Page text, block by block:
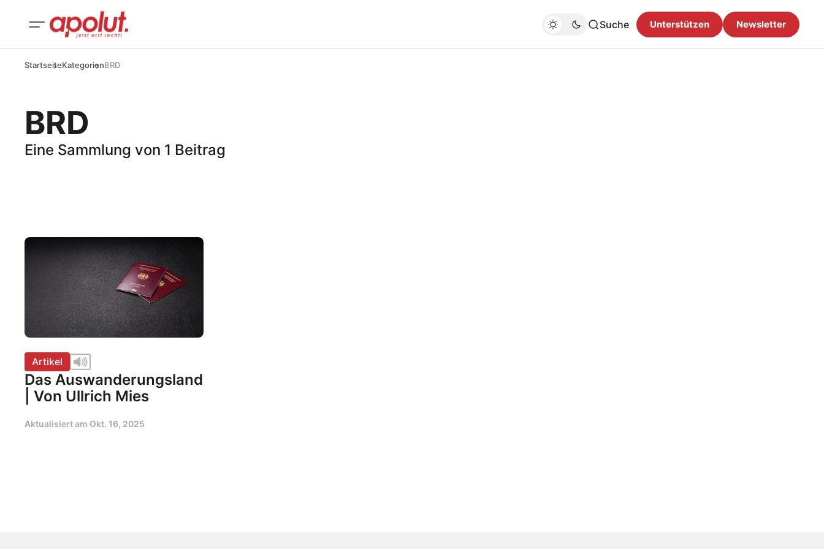
Suche Unterstützen Newsletter
StartseiteKategorienBRD
BRD
Eine Sammlung von 1 Beitrag
Artikel
Das Auswanderungsland
| Von Ullrich Mies
Aktualisiert am Okt. 16, 2025